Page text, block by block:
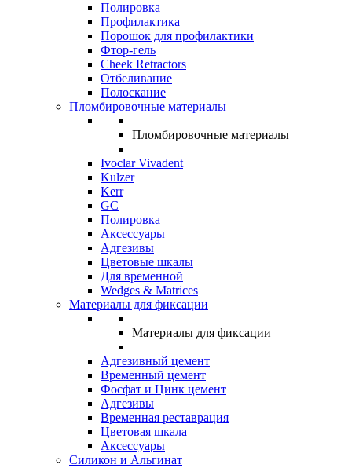
Полировка
Профилактика
Порошок для профилактики
Фтор-гель
Cheek Retractors
Отбеливание
Полоскание
Пломбировочные материалы
Пломбировочные материалы
Ivoclar Vivadent
Kulzer
Kerr
GC
Полировка
Аксессуары
Адгезивы
Цветовые шкалы
Для временной
Wedges & Matrices
Материалы для фиксации
Материалы для фиксации
Адгезивный цемент
Временный цемент
Фосфат и Цинк цемент
Адгезивы
Временная реставрация
Цветовая шкала
Аксессуары
Силикон и Альгинат